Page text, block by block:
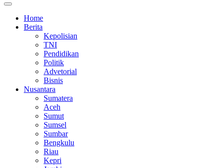
Home
Berita
Kepolisian
TNI
Pendidikan
Politik
Advetorial
Bisnis
Nusantara
Sumatera
Aceh
Sumut
Sumsel
Sumbar
Bengkulu
Riau
Kepri